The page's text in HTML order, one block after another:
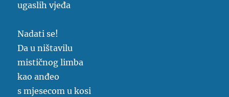
ugaslih vjeđa
Nadati se!
Da u ništavilu
mističnog limba
kao anđeo
s mjesecom u kosi